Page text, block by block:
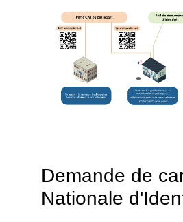
Demande de
Nationale